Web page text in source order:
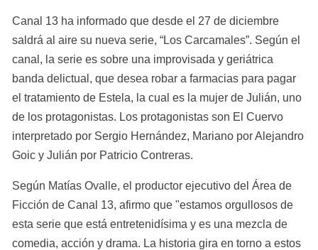
Canal 13 ha informado que desde el 27 de diciembre
saldrá al aire su nueva serie, “Los Carcamales”. Según el
canal, la serie es sobre una improvisada y geriátrica
banda delictual, que desea robar a farmacias para pagar
el tratamiento de Estela, la cual es la mujer de Julián, uno
de los protagonistas. Los protagonistas son El Cuervo
interpretado por Sergio Hernández, Mariano por Alejandro
Goic y Julián por Patricio Contreras.
Según Matías Ovalle, el productor ejecutivo del Área de
Ficción de Canal 13, afirmo que "estamos orgullosos de
esta serie que está entretenidísima y es una mezcla de
comedia, acción y drama. La historia gira en torno a estos